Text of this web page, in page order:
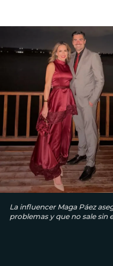
La influencer Maga Páez
problemas y que no sale sin